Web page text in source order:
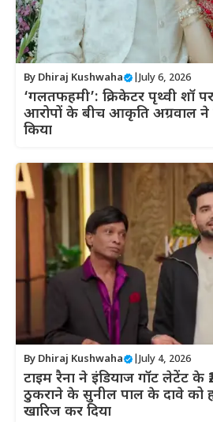
By Dhiraj Kushwaha July 6, 2026
‘गलतफहमी’: क्रिकेटर पृथ्वी शॉ
आरोपों के बीच आकृति अग्रवाल ने
किया
By Dhiraj Kushwaha July 4, 2026
टाइम रैना ने इंडियाज गॉट लेटेंट
ठुकराने के सुनील पाल के दावे को
खारिज कर दिया